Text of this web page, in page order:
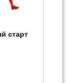
старт